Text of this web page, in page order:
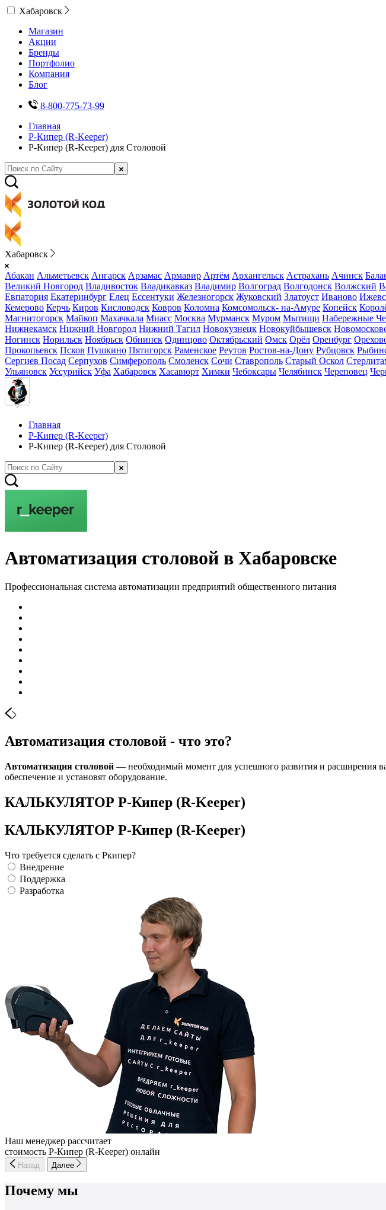
Хабаровск
Магазин
Акции
Бренды
Портфолио
Компания
Блог
8-800-775-73-99
Главная
Р-Кипер (R-Keeper)
Р-Кипер (R-Keeper) для Столовой
Хабаровск
Абакан Альметьевск Ангарск Арзамас Армавир Артём Архангельск Астрахань Ачинск
Великий Новгород Владивосток Владикавказ Владимир Волгоград Волгодонск Волжский
Евпатория Екатеринбург Елец Ессентуки Железногорск Жуковский Златоуст Иваново
Кемерово Керчь Киров Кисловодск Ковров Коломна Комсомольск- на-Амуре Копейск
Магнитогорск Майкоп Махачкала Миасс Москва Мурманск Муром Мытищи Набережные
Нижнекамск Нижний Новгород Нижний Тагил Новокузнецк Новокуйбышевск
Ногинск Норильск Ноябрьск Обнинск Одинцово Октябрьский Омск Орёл Оренбург
Прокопьевск Псков Пушкино Пятигорск Раменское Реутов Ростов-на-Дону Рубцовск
Сергиев Посад Серпухов Симферополь Смоленск Сочи Ставрополь Старый Оскол
Ульяновск Уссурийск Уфа Хабаровск Хасавюрт Химки Чебоксары Челябинск Череповец
Главная
Р-Кипер (R-Keeper)
Р-Кипер (R-Keeper) для Столовой
Автоматизация столовой в Хабаровске
Профессиональная система автоматизации предприятий общественного питания
Автоматизация столовой - что это?
Автоматизация столовой — необходимый момент для успешного развития и расширения
обеспечение и установят оборудование.
КАЛЬКУЛЯТОР Р-Кипер (R-Keeper)
КАЛЬКУЛЯТОР Р-Кипер (R-Keeper)
Что требуется сделать с Ркипер?
Внедрение
Поддержка
Разработка
Наш менеджер рассчитает
стоимость Р-Кипер (R-Keeper) онлайн
Назад Далее
Почему мы